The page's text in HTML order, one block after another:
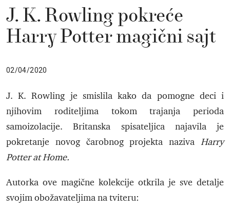
J. K. Rowling pokreće
Harry Potter magični sajt
02/04/2020
J. K. Rowling je smislila kako da pomogne deci i
njihovim roditeljima tokom trajanja perioda
samoizolacije. Britanska spisateljica najavila je
pokretanje novog čarobnog projekta naziva Harry
Potter at Home.
Autorka ove magične kolekcije otkrila je sve detalje
svojim obožavateljima na tviteru: